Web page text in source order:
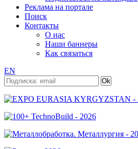
Реклама на портале
Поиск
Контакты
О нас
Наши баннеры
Как связаться
EN